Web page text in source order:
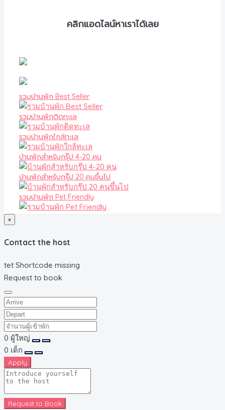
คลิกแอดไลน์หาเราได้เลย
รวมบ้านพัก Best Seller
รวมบ้านพักติดทะเล
รวมบ้านพักใกล้ทะเล
บ้านพักสำหรับกรุ๊ป 4-20 คน
บ้านพักสำหรับกรุ๊ป 20 คนขึ้นไป
รวมบ้านพัก Pet Friendly
×
Contact the host
tet Shortcode missing
Request to book
0 ผู้ใหญ่
0 เด็ก
Apply
Request to Book